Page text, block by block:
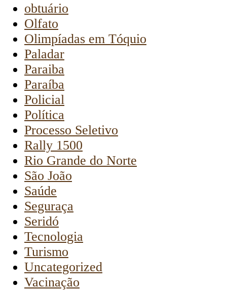
obtuário
Olfato
Olimpíadas em Tóquio
Paladar
Paraiba
Paraíba
Policial
Política
Processo Seletivo
Rally 1500
Rio Grande do Norte
São João
Saúde
Seguraça
Seridó
Tecnologia
Turismo
Uncategorized
Vacinação